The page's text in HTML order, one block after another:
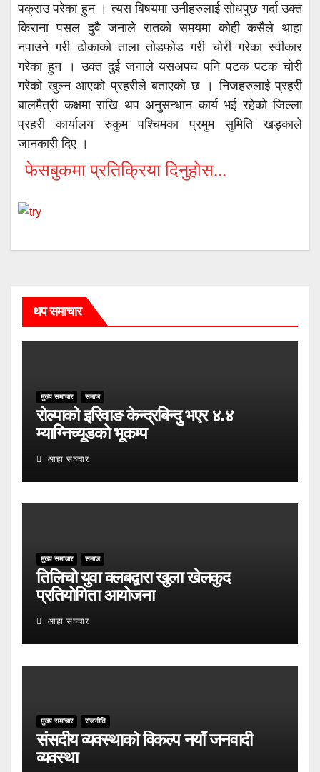
पक्राउ परेका हुन । त्यस बिषयमा उनीहरुलाई सोधपुछ गर्दा उक्त
किराना पसल दुवै जनाले रातको समयमा कोही कसैले थाहा
नपाउने गरी ढोकाको ताला तोडफोड गरी चोरी गरेका स्वीकार
गरेका हुन । उक्त दुई जनाले यसअपघ पनि पटक पटक चोरी
गरेको खुल्न आएको प्रहरीले बताएको छ । निजहरुलाई प्रहरी
बालमैत्री कक्षमा राखि थप अनुसन्धान कार्य भई रहेको जिल्ला
प्रहरी कार्यालय रुकुम पश्चिमका प्रमुम सुमिति खड्काले
जानकारी दिए ।
फेसबुकमा प्रतिक्रिया दिनुहोस...
थप समाचार
मुख्य समाचार समाज
रोल्पाको इरिवाङ केन्द्रबिन्दु भएर ४.४
म्याग्निच्यूडको भूकम्प
आहा सञ्चार
मुख्य समाचार समाज
तिलिचो युवा क्लबद्वारा खुला खेलकुद
प्रतियोगिता आयोजना
आहा सञ्चार
मुख्य समाचार राजनीति
संसदीय व्यवस्थाको विकल्प नयाँ जनवादी
व्यवस्था